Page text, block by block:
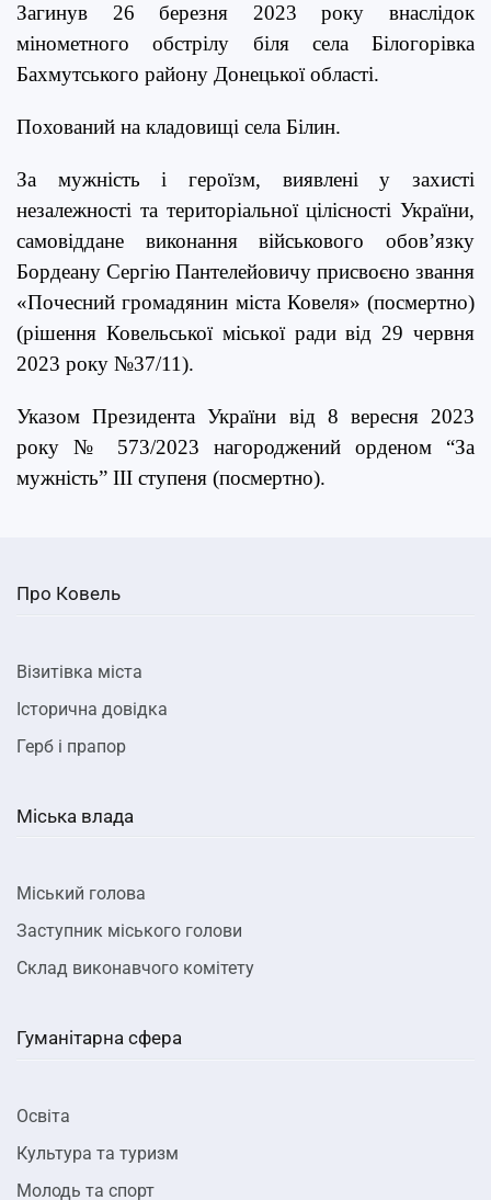
Загинув 26 березня 2023 року внаслідок
мінометного обстрілу біля села Білогорівка
Бахмутського району Донецької області.
Похований на кладовищі села Білин.
За мужність і героїзм, виявлені у захисті
незалежності та територіальної цілісності України,
самовіддане виконання військового обов’язку
Бордеану Сергію Пантелейовичу присвоєно звання
«Почесний громадянин міста Ковеля» (посмертно)
(рішення Ковельської міської ради від 29 червня
2023 року №37/11).
Указом Президента України від 8 вересня 2023
року № 573/2023 нагороджений орденом “За
мужність” ІІІ ступеня (посмертно).
Про Ковель
Візитівка міста
Історична довідка
Герб і прапор
Міська влада
Міський голова
Заступник міського голови
Склад виконавчого комітету
Гуманітарна сфера
Освіта
Культура та туризм
Молодь та спорт